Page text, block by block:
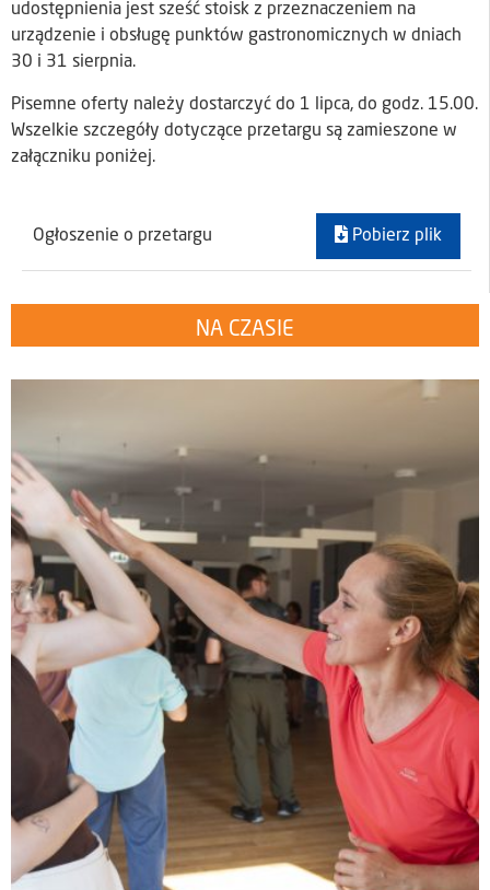
udostępnienia jest sześć stoisk z przeznaczeniem na
urządzenie i obsługę punktów gastronomicznych w dniach
30 i 31 sierpnia.
Pisemne oferty należy dostarczyć do 1 lipca, do godz. 15.00.
Wszelkie szczegóły dotyczące przetargu są zamieszone w
załączniku poniżej.
Ogłoszenie o przetargu Pobierz plik
NA CZASIE